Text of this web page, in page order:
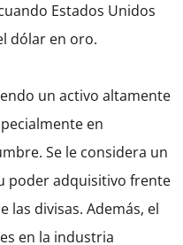
Estados Unidos
dólar en oro.
un activo altamente
en
Se le considera un
poder adquisitivo frente
las divisas. Además, el
en la industria